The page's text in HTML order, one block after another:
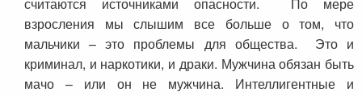
считаются источниками опасности. По мере
взросления мы слышим все больше о том, что
мальчики – это проблемы для общества. Это и
криминал, и наркотики, и драки. Мужчина обязан быть
мачо – или он не мужчина. Интеллигентные и